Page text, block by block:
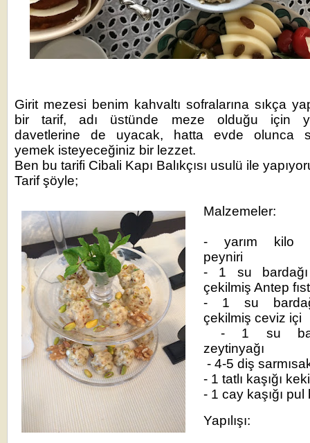
Girit mezesi benim kahvaltı sofralarına sıkça
bir tarif, adı üstünde meze olduğu için
davetlerine de uyacak, hatta evde olunca
yemek isteyeceğiniz bir lezzet.
Ben bu tarifi Cibali Kapı Balıkçısı usulü ile
Tarif şöyle;
Malzemeler:
- yarım kilo
peyniri
- 1 su
çekilmiş Antep
- 1 su
çekilmiş ceviz içi
- 1 su
zeytinyağı
- 4-5 diş
- 1 tatlı kaşığı
- 1 cay kaşığı pul
Yapılışı: